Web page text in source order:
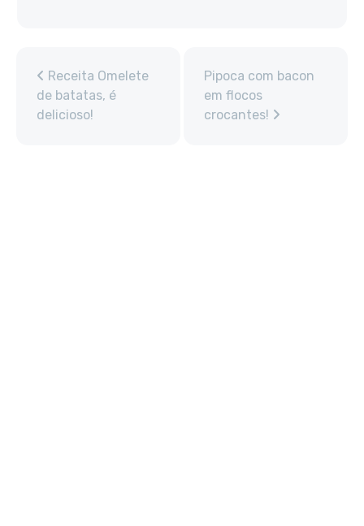
Receita Omelete
de batatas, é
delicioso!
Pipoca com bacon
em flocos
crocantes!